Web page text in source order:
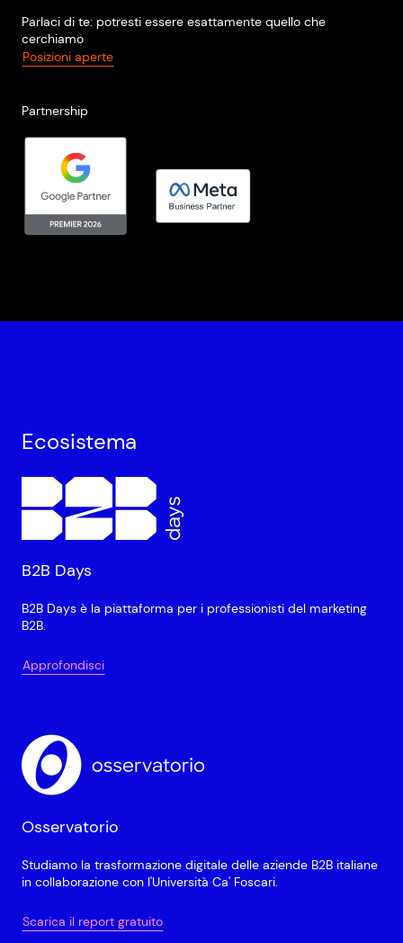
Parlaci di te: potresti essere esattamente quello che
cerchiamo
Posizioni aperte
Partnership
Ecosistema
B2B Days
B2B Days è la piattaforma per i professionisti del marketing
B2B.
Approfondisci
Osservatorio
Studiamo la trasformazione digitale delle aziende B2B italiane
in collaborazione con l'Università Ca' Foscari.
Scarica il report gratuito